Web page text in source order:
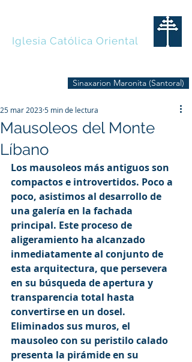
Iglesia Católica Oriental
Sinaxarion Maronita (Santoral)
Mausoleos del Monte
Líbano
25 mar 20235 min de lectura
Los mausoleos más antiguos son
compactos e introvertidos. Poco a
poco, asistimos al desarrollo de
una galería en la fachada
principal. Este proceso de
aligeramiento ha alcanzado
inmediatamente al conjunto de
esta arquitectura, que persevera
en su búsqueda de apertura y
transparencia total hasta
convertirse en un dosel.
Eliminados sus muros, el
mausoleo con su peristilo calado
presenta la pirámide en su